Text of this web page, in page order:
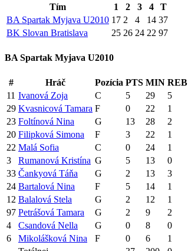
Tím 1 2 3 4
T
BA Spartak Myjava U2010 17 2 4 14 37
BK Slovan Bratislava
25 26 24 22 97
BA Spartak Myjava U2010
# Hráč Pozícia PTS MIN REB
11 Ivanová Zoja C 5 29 5
29 Kvasnicová Tamara F 0 22 1
23 Foltínová Nina G 13 28 2
20 Filipková Simona F 3 22 1
22 Malá Sofia C 0 24 1
3
Rumanová Kristína G 5 13 0
33 Čankyová Táňa G 2 13 3
24 Bartalová Nina F 5 14 1
12 Balalová Stela G 2 12 1
97 Petrášová Tamara G 2 9 2
4
Csandová Nella G 0 8 0
6
Mikolášková Nina F 0 6 1